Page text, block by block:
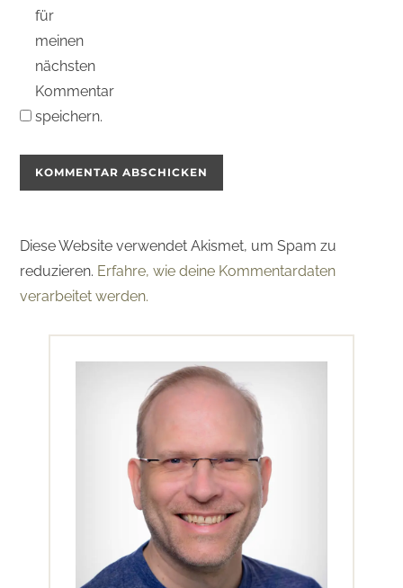
für
meinen
nächsten
Kommentar
speichern.
Diese Website verwendet Akismet, um Spam zu
reduzieren. Erfahre, wie deine Kommentardaten
verarbeitet werden.